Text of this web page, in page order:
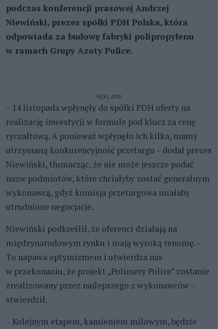
podczas konferencji prasowej Andrzej
Niewiński, prezes spółki PDH Polska, która
odpowiada za budowę fabryki polipropylenu
w ramach Grupy Azoty Police.
REKLAMA
– 14 listopada wpłynęły do spółki PDH oferty na
realizację inwestycji w formule pod klucz za cenę
ryczałtową. A ponieważ wpłynęło ich kilka, mamy
utrzymaną konkurencyjność przetargu – dodał prezes
Niewiński, tłumacząc, że nie może jeszcze podać
nazw podmiotów, które chciałyby zostać generalnym
wykonawcą, gdyż komisja przetargowa miałaby
utrudnione negocjacje.
Niewiński podkreślił, że oferenci działają na
międzynarodowym rynku i mają wysoką renomę. –
To napawa optymizmem i utwierdza nas
w przekonaniu, że projekt „Polimery Police” zostanie
zrealizowany przez najlepszego z wykonawców –
stwierdził.
– Kolejnym etapem, kamieniem milowym, będzie